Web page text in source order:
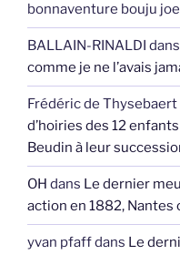
bonnaventure bouju
BALLAIN-RINALDI dans
comme je ne l’avais
Frédéric de Thysebaert
d’hoiries des 12
Beudin à leur
OH dans Le dernier
action en 1882, Nantes
yvan pfaffdans Le